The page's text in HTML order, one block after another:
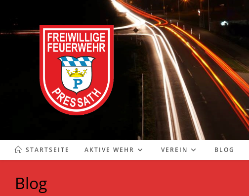
springen
STARTSEITE AKTIVE WEHR VEREIN BLOG
Blog